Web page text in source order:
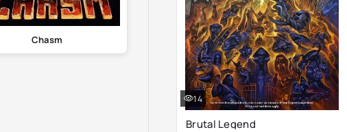
Chasm
Brutal Legend
14